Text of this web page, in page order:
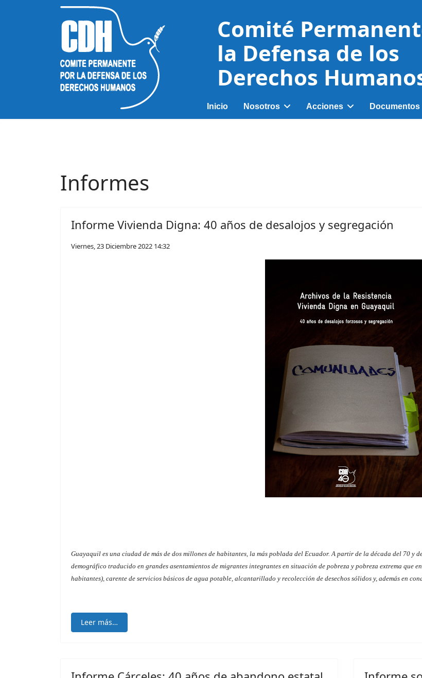
Comité
la Defensa de los
Derechos
Inicio Nosotros Acciones Documentos
Informes
Informe Vivienda Digna: 40 años de desalojos y segregación
Viernes, 23 Diciembre 2022 14:32
Guayaquil es una ciudad de más de dos millones de habitantes, la más poblada del Ecuador. A partir de la década del 70 y
demográfico traducido en grandes asentamientos de migrantes integrantes en situación de pobreza y pobreza extrema
habitantes), carente de servicios básicos de agua potable, alcantarillado y recolección de desechos sólidos y, además en
Leer más…